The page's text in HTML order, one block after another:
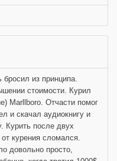
бросил из принципа.
стоимости. Курил
Marllboro. Отчасти помог
и скачал аудиокнигу и
Курить после двух
курения сломался.
довольно просто,